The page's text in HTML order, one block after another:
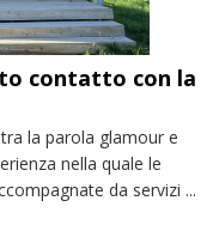
contatto con la
la parola glamour e
nella quale le
da servizi ...